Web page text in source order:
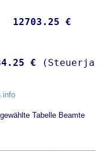
12703.25 €
€
Tabelle Beamte